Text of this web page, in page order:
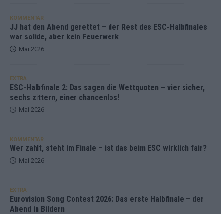
KOMMENTAR
JJ hat den Abend gerettet – der Rest des ESC-Halbfinales
war solide, aber kein Feuerwerk
Mai 2026
EXTRA
ESC-Halbfinale 2: Das sagen die Wettquoten – vier sicher,
sechs zittern, einer chancenlos!
Mai 2026
KOMMENTAR
Wer zahlt, steht im Finale – ist das beim ESC wirklich fair?
Mai 2026
EXTRA
Eurovision Song Contest 2026: Das erste Halbfinale – der
Abend in Bildern